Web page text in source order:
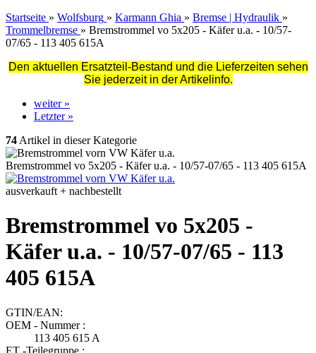
Startseite » Wolfsburg » Karmann Ghia » Bremse | Hydraulik »
Trommelbremse » Bremstrommel vo 5x205 - Käfer u.a. - 10/57-
07/65 - 113 405 615A
Den aktuellen Ersatzteil-Bestand und die Lieferzeiten sehen
Sie jederzeit in der Artikelinfo.
weiter »
Letzter »
74 Artikel in dieser Kategorie
Bremstrommel vo 5x205 - Käfer u.a. - 10/57-07/65 - 113 405 615A
ausverkauft + nachbestellt
Bremstrommel vo 5x205 -
Käfer u.a. - 10/57-07/65 - 113
405 615A
GTIN/EAN:
OEM - Nummer :
113 405 615 A
ET -Teilegruppe :